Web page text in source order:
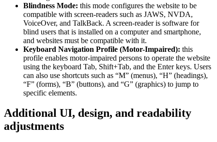
Blindness Mode: this mode configures the website to be
compatible with screen-readers such as JAWS, NVDA,
VoiceOver, and TalkBack. A screen-reader is software for
blind users that is installed on a computer and smartphone,
and websites must be compatible with it.
Keyboard Navigation Profile (Motor-Impaired): this
profile enables motor-impaired persons to operate the website
using the keyboard Tab, Shift+Tab, and the Enter keys. Users
can also use shortcuts such as “M” (menus), “H” (headings),
“F” (forms), “B” (buttons), and “G” (graphics) to jump to
specific elements.
Additional UI, design, and readability
adjustments